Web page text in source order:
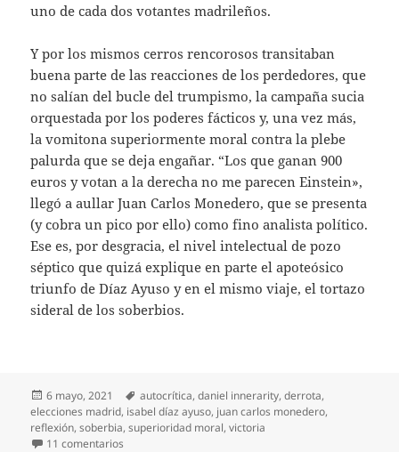
uno de cada dos votantes madrileños.
Y por los mismos cerros rencorosos transitaban
buena parte de las reacciones de los perdedores, que
no salían del bucle del trumpismo, la campaña sucia
orquestada por los poderes fácticos y, una vez más,
la vomitona superiormente moral contra la plebe
palurda que se deja engañar. “Los que ganan 900
euros y votan a la derecha no me parecen Einstein»,
llegó a aullar Juan Carlos Monedero, que se presenta
(y cobra un pico por ello) como fino analista político.
Ese es, por desgracia, el nivel intelectual de pozo
séptico que quizá explique en parte el apoteósico
triunfo de Díaz Ayuso y en el mismo viaje, el tortazo
sideral de los soberbios.
Publicado
el
6 mayo, 2021 Etiquetas
autocrítica,daniel innerarity,derrota,
elecciones madrid, isabel díaz ayuso, juan carlos monedero,
reflexión,soberbia,superioridad moral,victoria
11 comentarios